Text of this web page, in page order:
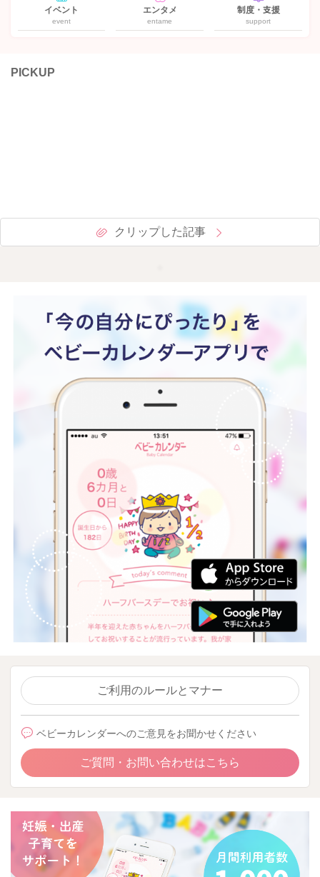
イベント
event
エンタメ
entame
制度・支援
support
PICKUP
クリップした記事
ご利用のルールとマナー
ベビーカレンダーへのご意見をお聞かせください
ご質問・お問い合わせはこちら